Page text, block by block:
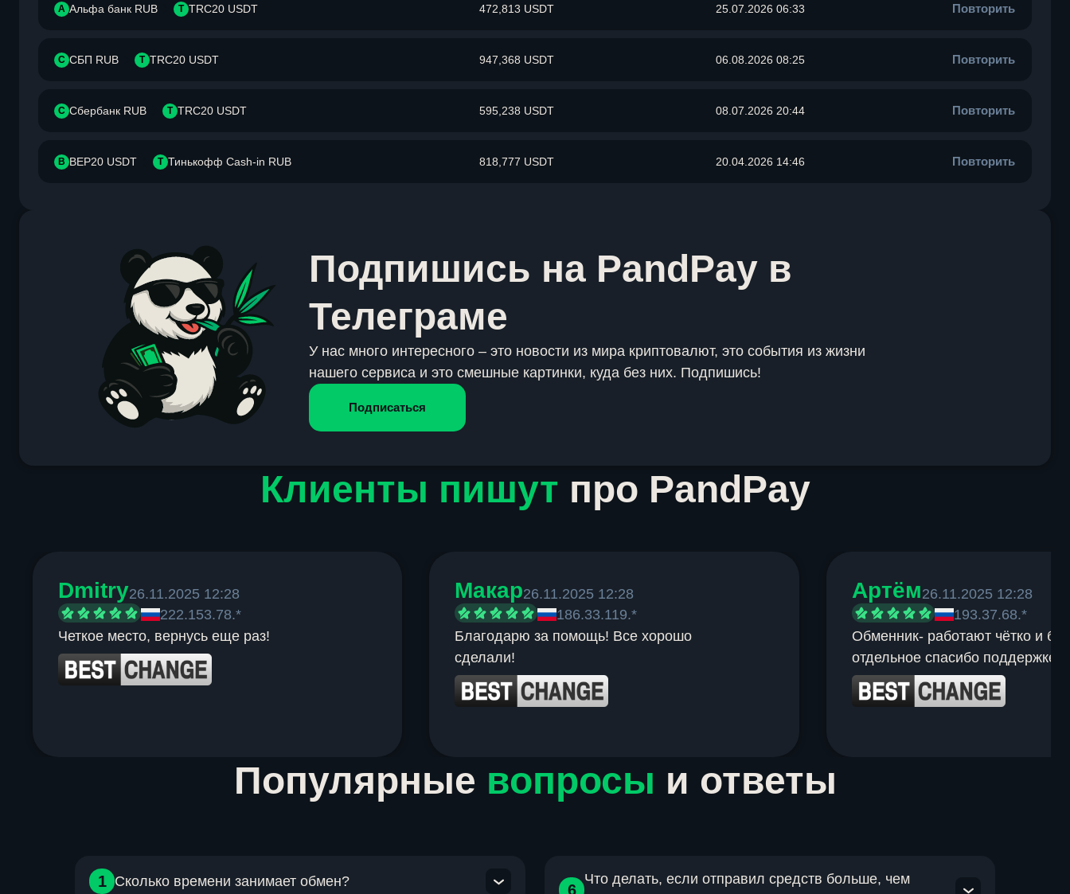
А Альфа банк RUB T TRC20 USDT 472,813 USDT 25.07.2026 06:33 Повторить
С СБП RUB T TRC20 USDT 947,368 USDT 06.08.2026 08:25 Повторить
С Сбербанк RUB T TRC20 USDT 595,238 USDT 08.07.2026 20:44 Повторить
B BEP20 USDT Т Тинькофф Cash-in RUB 818,777 USDT 20.04.2026 14:46 Повторить
Подпишись на PandPay в
Телеграме
У нас много интересного – это новости из мира криптовалют, это события из жизни
нашего сервиса и это смешные картинки, куда без них. Подпишись!
Подписаться
Клиенты пишут про PandPay
Dmitry26.11.2025 12:28
222.153.78.*
Четкое место, вернусь еще раз!
Макар26.11.2025 12:28
186.33.119.*
Благодарю за помощь! Все хорошо
сделали!
Артём26.11.2025 12:28
193.37.68.*
Обменник- работают чётко и
отдельное спасибо поддержке.
Популярные вопросы и ответы
1 Сколько времени занимает обмен?
6
Что делать, если отправил средств больше, чем